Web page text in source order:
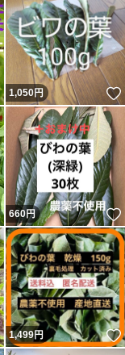
いいね！
1,050円
いいね！
660円
いいね！
1,499円